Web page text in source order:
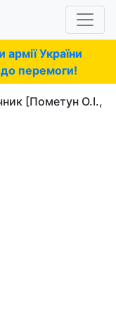
України
перемоги!
[Пометун О.І.,